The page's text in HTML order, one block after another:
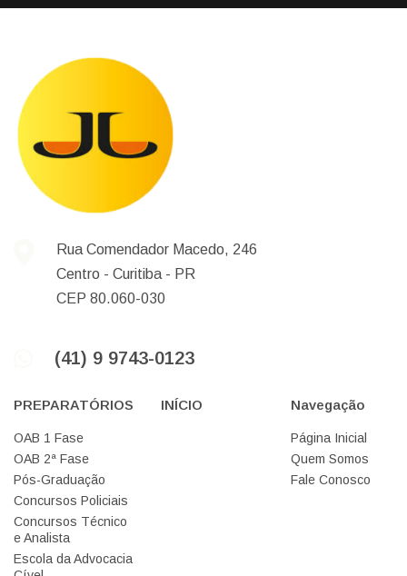
Rua Comendador Macedo, 246
Centro - Curitiba - PR
CEP 80.060-030
(41) 9 9743-0123
PREPARATÓRIOS
OAB 1 Fase
OAB 2ª Fase
Pós-Graduação
Concursos Policiais
Concursos Técnico
e Analista
Escola da Advocacia
INÍCIO Navegação
Página Inicial
Quem Somos
Fale Conosco